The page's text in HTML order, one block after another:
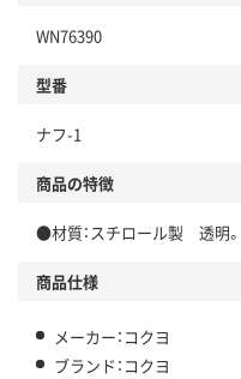
WN76390
型番
ナフ-1
商品の特徴
●材質：スチロール製 透明。
商品仕様
メーカー：コクヨ
ブランド：コクヨ